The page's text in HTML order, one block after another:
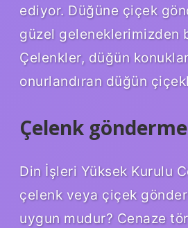
ediyor. Düğüne çiçek
güzel geleneklerimizden
Çelenkler, düğün
onurlandıran düğün
Çelenk
Din İşleri Yüksek Kurulu
çelenk veya çiçek
uygun mudur? Cenaze